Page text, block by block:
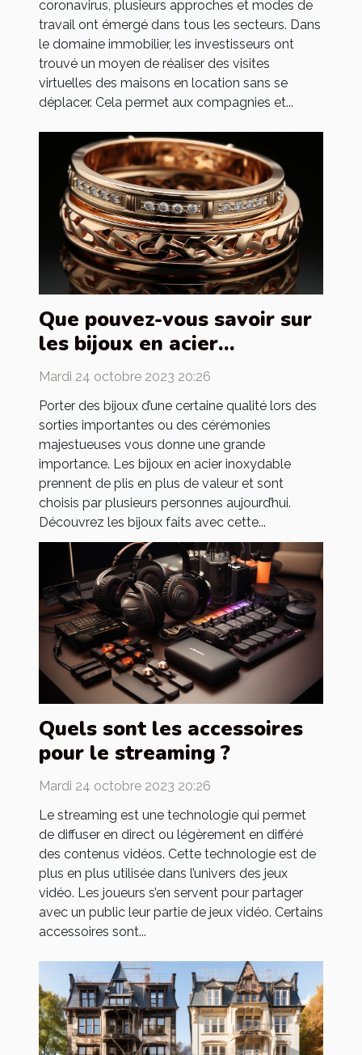
coronavirus, plusieurs approches et modes de
travail ont émergé dans tous les secteurs. Dans
le domaine immobilier, les investisseurs ont
trouvé un moyen de réaliser des visites
virtuelles des maisons en location sans se
déplacer. Cela permet aux compagnies et...
Que pouvez-vous savoir sur
les bijoux en acier
inoxydable ?
Mardi 24 octobre 2023 20:26
Porter des bijoux d’une certaine qualité lors des
sorties importantes ou des cérémonies
majestueuses vous donne une grande
importance. Les bijoux en acier inoxydable
prennent de plis en plus de valeur et sont
choisis par plusieurs personnes aujourd’hui.
Découvrez les bijoux faits avec cette...
Quels sont les accessoires
pour le streaming ?
Mardi 24 octobre 2023 20:26
Le streaming est une technologie qui permet
de diffuser en direct ou légèrement en différé
des contenus vidéos. Cette technologie est de
plus en plus utilisée dans l’univers des jeux
vidéo. Les joueurs s’en servent pour partager
avec un public leur partie de jeux vidéo. Certains
accessoires sont...